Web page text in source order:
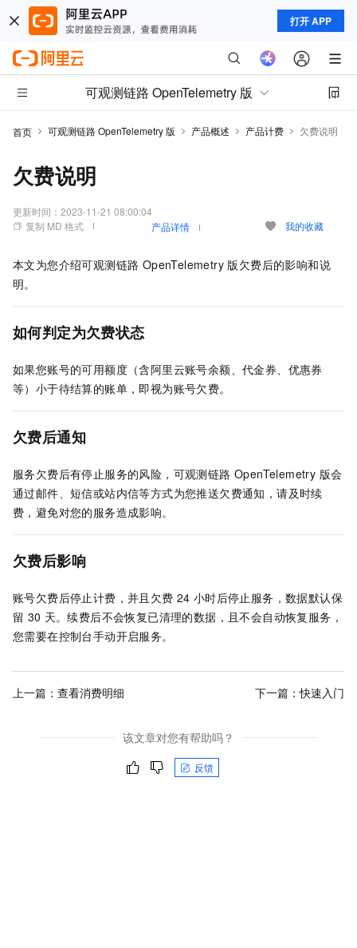
打开 APP
可观测链路 OpenTelemetry 版
首页 可观测链路 OpenTelemetry 版 产品概述 产品计费 欠费说明
欠费说明
更新时间： 2023-11-21 08:00:04
复制 MD 格式
产品详情 我的收藏
本文为您介绍可观测链路 OpenTelemetry 版欠费后的影响和说
明。
如何判定为欠费状态
如果您账号的可用额度（含阿里云账号余额、代金券、优惠券
等）小于待结算的账单，即视为账号欠费。
欠费后通知
服务欠费后有停止服务的风险， 可观测链路 OpenTelemetry 版会
通过邮件、短信或站内信等方式为您推送欠费通知，请及时续
费，避免对您的服务造成影响。
欠费后影响
账号欠费后停止计费，并且欠费 24 小时后停止服务，数据默认保
留 30 天。续费后不会恢复已清理的数据，且不会自动恢复服务，
您需要在控制台手动开启服务。
上一篇： 查看消费明细 下一篇：快速入门
该文章对您有帮助吗？
反馈